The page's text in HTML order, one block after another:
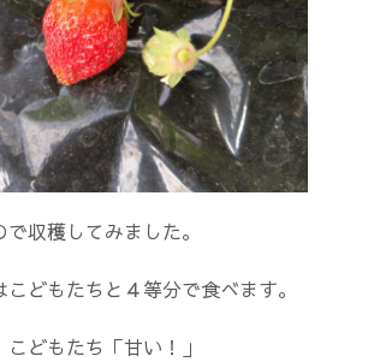
収穫してみました。
どもたちと４等分で食べます。
どもたち「甘い！」